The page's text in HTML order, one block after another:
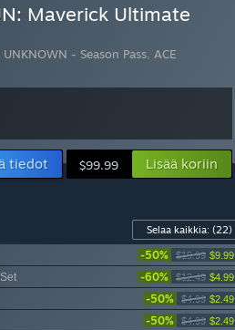
Maverick Ultimate
- Season Pass, ACE
tiedot $99.99 Lisää koriin
Selaa kaikkia: (22)
-50% $19.99 $9.99
-60% $12.49 $4.99
-50% $4.99 $2.49
-50% $4.99 $2.49